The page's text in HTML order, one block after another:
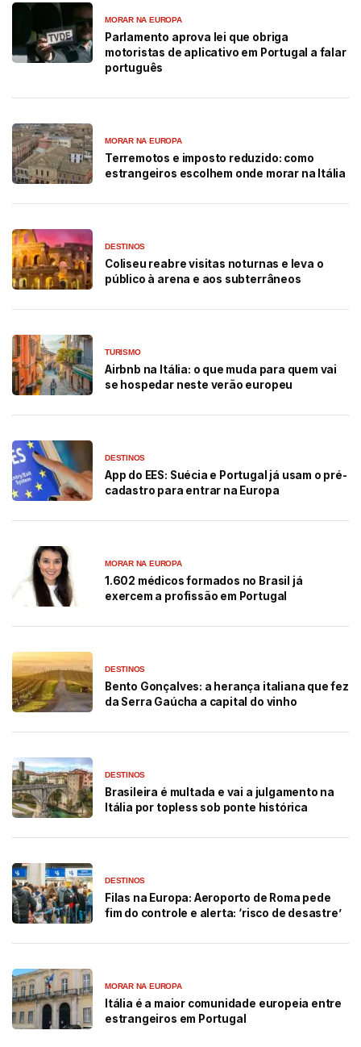
MORAR NA EUROPA
Parlamento aprova lei que obriga
motoristas de aplicativo em Portugal a falar
português
MORAR NA EUROPA
Terremotos e imposto reduzido: como
estrangeiros escolhem onde morar na Itália
DESTINOS
Coliseu reabre visitas noturnas e leva o
público à arena e aos subterrâneos
TURISMO
Airbnb na Itália: o que muda para quem vai
se hospedar neste verão europeu
DESTINOS
App do EES: Suécia e Portugal já usam o pré-
cadastro para entrar na Europa
MORAR NA EUROPA
1.602 médicos formados no Brasil já
exercem a profissão em Portugal
DESTINOS
Bento Gonçalves: a herança italiana que fez
da Serra Gaúcha a capital do vinho
DESTINOS
Brasileira é multada e vai a julgamento na
Itália por topless sob ponte histórica
DESTINOS
Filas na Europa: Aeroporto de Roma pede
fim do controle e alerta: ‘risco de desastre’
MORAR NA EUROPA
Itália é a maior comunidade europeia entre
estrangeiros em Portugal